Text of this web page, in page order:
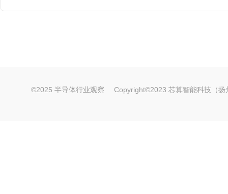
©2025 半导体行业观察 Copyright©2023 芯算智能科技（